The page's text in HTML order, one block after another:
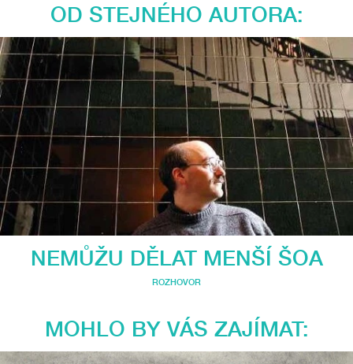
OD STEJNÉHO AUTORA:
NEMŮŽU DĚLAT MENŠÍ ŠOA
ROZHOVOR
MOHLO BY VÁS ZAJÍMAT: